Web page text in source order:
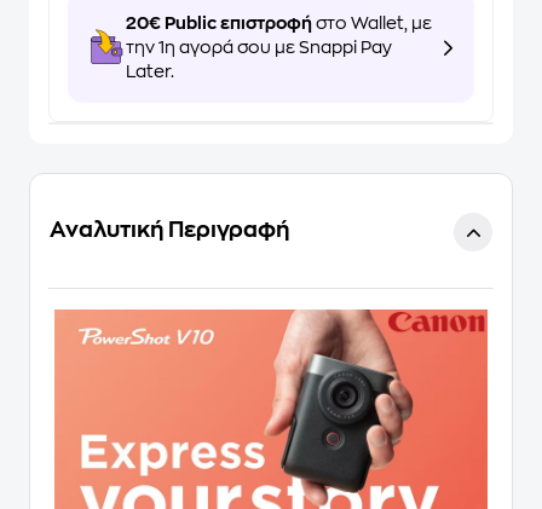
20€ Public επιστροφή στο Wallet, με
την 1η αγορά σου με Snappi Pay
Later.
Αναλυτική Περιγραφή